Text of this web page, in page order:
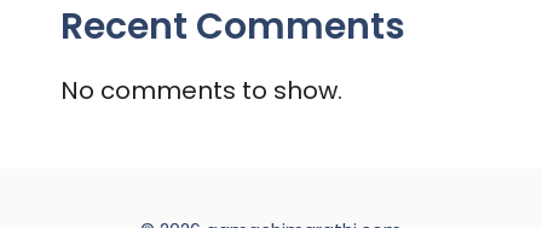
Recent Comments
No comments to show.